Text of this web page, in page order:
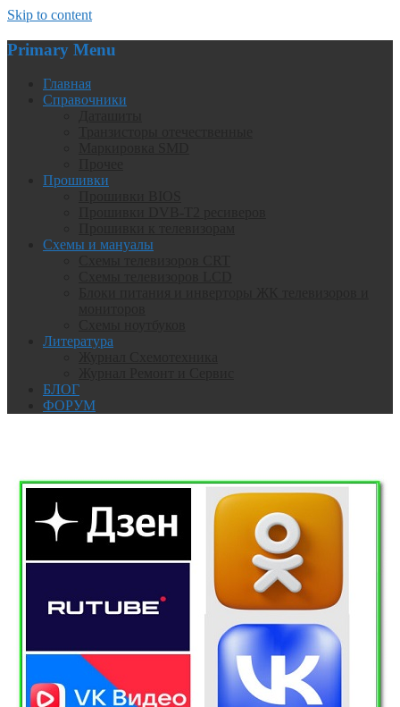
Skip to content
Primary Menu
Главная
Справочники
Прошивки
Схемы и мануалы
Литература
БЛОГ
ФОРУМ